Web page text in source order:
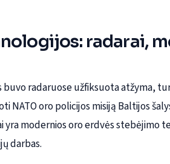
radarai,
buvo radaruose užfiksuota atžyma,
NATO oro policijos misiją Baltijos
yra modernios oro erdvės stebėjimo
darbas.